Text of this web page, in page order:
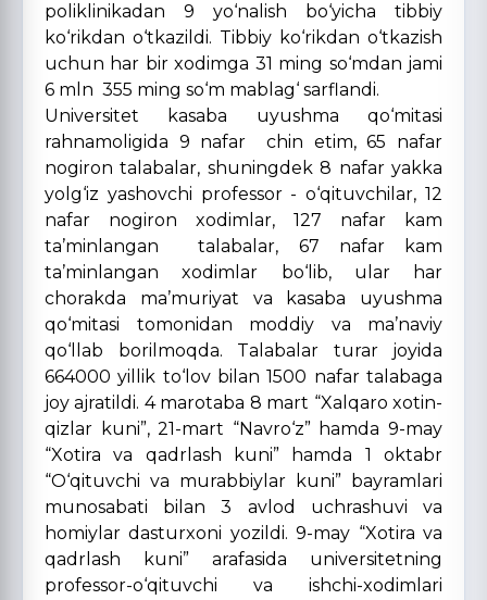
poliklinikadan 9 yo‘nalish bo‘yicha tibbiy
ko‘rikdan o‘tkazildi. Tibbiy ko‘rikdan o‘tkazish
uchun har bir xodimga 31 ming so‘mdan jami
6 mln 355 ming so‘m mablag‘ sarflandi.
Universitet kasaba uyushma qo‘mitasi
rahnamoligida 9 nafar chin etim, 65 nafar
nogiron talabalar, shuningdek 8 nafar yakka
yolg‘iz yashovchi professor - o‘qituvchilar, 12
nafar nogiron xodimlar, 127 nafar kam
ta’minlangan talabalar, 67 nafar kam
ta’minlangan xodimlar bo‘lib, ular har
chorakda ma’muriyat va kasaba uyushma
qo‘mitasi tomonidan moddiy va ma’naviy
qo‘llab borilmoqda. Talabalar turar joyida
664000 yillik to‘lov bilan 1500 nafar talabaga
joy ajratildi. 4 marotaba 8 mart “Xalqaro xotin-
qizlar kuni”, 21-mart “Navro‘z” hamda 9-may
“Xotira va qadrlash kuni” hamda 1 oktabr
“O‘qituvchi va murabbiylar kuni” bayramlari
munosabati bilan 3 avlod uchrashuvi va
homiylar dasturxoni yozildi. 9-may “Xotira va
qadrlash kuni” arafasida universitetning
professor-o‘qituvchi va ishchi-xodimlari